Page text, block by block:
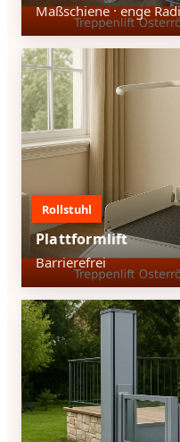
Maßschiene · enge
Rollstuhl
Plattformlift
Barrierefrei